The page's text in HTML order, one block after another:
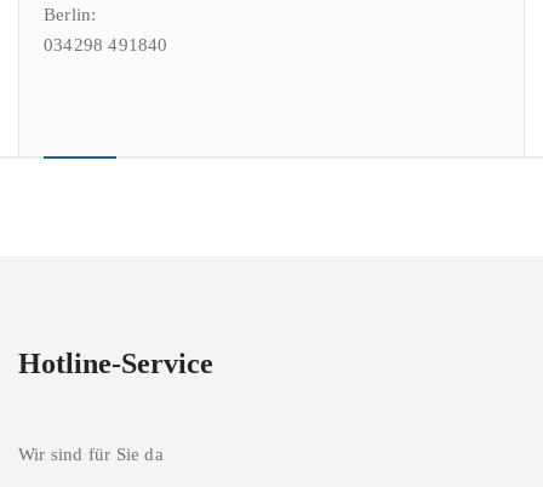
Berlin:
034298 491840
Hotline-Service
Wir sind für Sie da